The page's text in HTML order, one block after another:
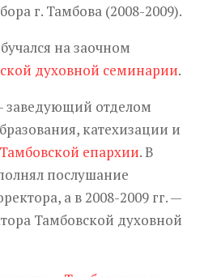
г. Тамбова (2008-2009).
на заочном
духовной семинарии.
заведующий отделом
катехизации и
Тамбовской епархии. В
послушание
а в 2008-2009 гг. —
Тамбовской духовной